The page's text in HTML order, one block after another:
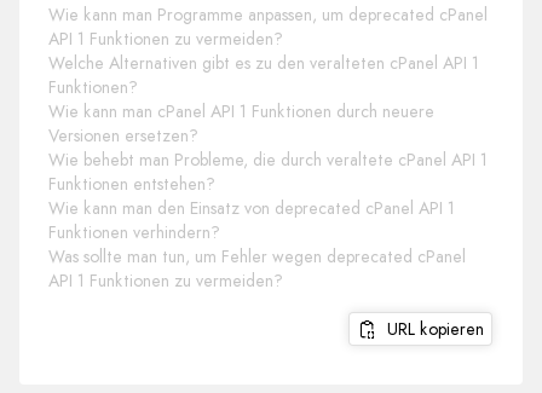
Wie kann man Programme anpassen, um deprecated cPanel
API 1 Funktionen zu vermeiden?
Welche Alternativen gibt es zu den veralteten cPanel API 1
Funktionen?
Wie kann man cPanel API 1 Funktionen durch neuere
Versionen ersetzen?
Wie behebt man Probleme, die durch veraltete cPanel API 1
Funktionen entstehen?
Wie kann man den Einsatz von deprecated cPanel API 1
Funktionen verhindern?
Was sollte man tun, um Fehler wegen deprecated cPanel
API 1 Funktionen zu vermeiden?
URL kopieren